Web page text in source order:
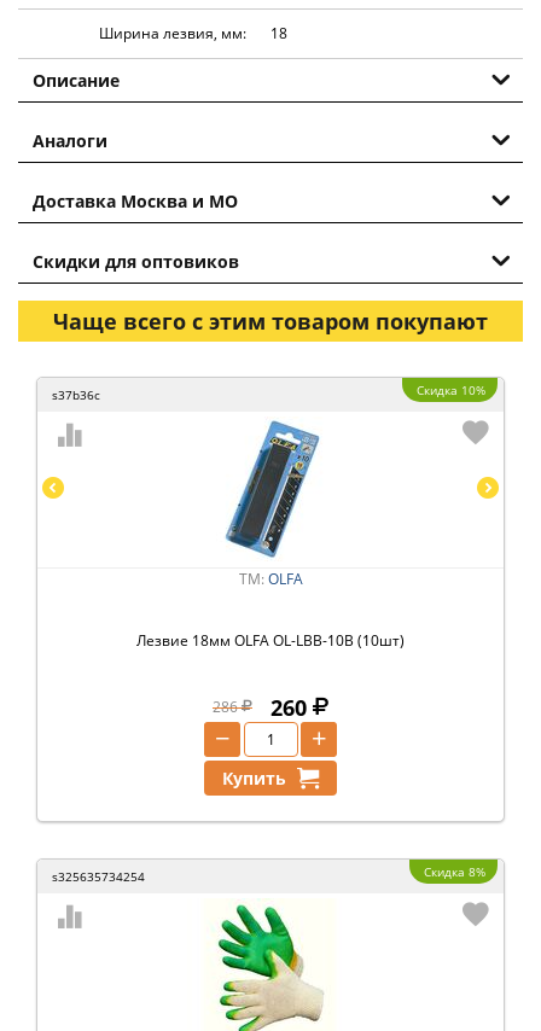
Ширина лезвия, мм: 18
Описание
Аналоги
Доставка Москва и МО
Скидки для оптовиков
Чаще всего с этим товаром покупают
s37b36c Скидка 10%
ТМ: OLFA
Лезвие 18мм OLFA OL-LBB-10B (10шт)
286 260
+
−
Купить
s325635734254 Скидка 8%